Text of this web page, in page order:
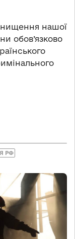
нашої
обов’язково
РФ